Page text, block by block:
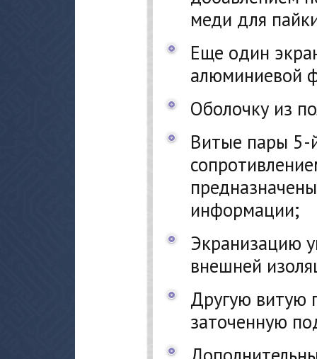
меди для
Еще один
алюминиевой
Оболочку из
Витые пары 5-
информации;
Экранизацию
внешней
Другую витую
заточенную